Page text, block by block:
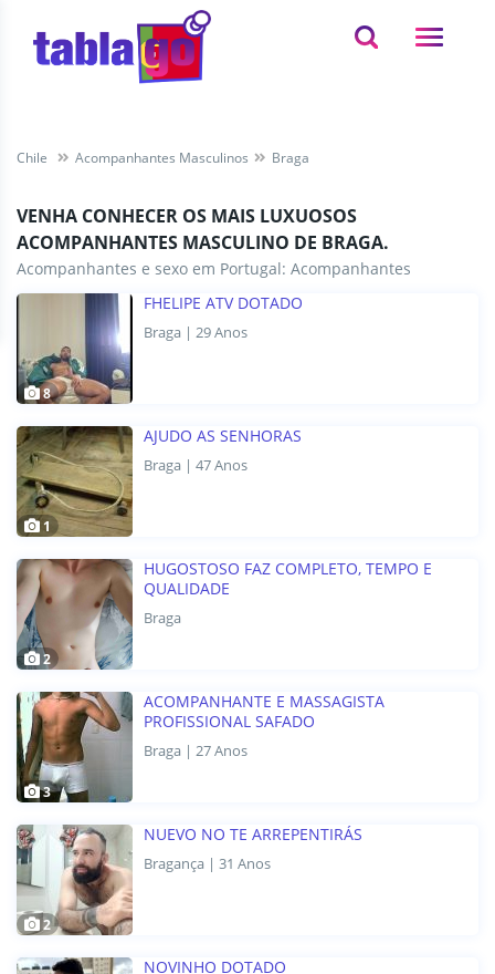
Chile Acompanhantes Masculinos Braga
VENHA CONHECER OS MAIS LUXUOSOS
ACOMPANHANTES MASCULINO DE BRAGA.
Acompanhantes e sexo em Portugal: Acompanhantes
8
FHELIPE ATV DOTADO
Braga | 29 Anos
1
AJUDO AS SENHORAS
Braga | 47 Anos
2
HUGOSTOSO FAZ COMPLETO, TEMPO E
QUALIDADE
Braga
3
ACOMPANHANTE E MASSAGISTA
PROFISSIONAL SAFADO
Braga | 27 Anos
2
NUEVO NO TE ARREPENTIRÁS
Bragança | 31 Anos
NOVINHO DOTADO